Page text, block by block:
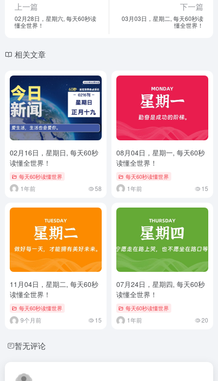
上一篇
02月28日，星期六, 每天60秒读
懂全世界！
下一篇
03月03日，星期二, 每天60秒读
懂全世界！
相关文章
02月16日，星期日, 每天60秒
读懂全世界！
每天60秒读懂世界
1年前 58
08月04日，星期一, 每天60秒
读懂全世界！
每天60秒读懂世界
1年前 15
11月04日，星期二, 每天60秒
读懂全世界！
每天60秒读懂世界
9个月前 15
07月24日，星期四, 每天60秒
读懂全世界！
每天60秒读懂世界
1年前 20
暂无评论